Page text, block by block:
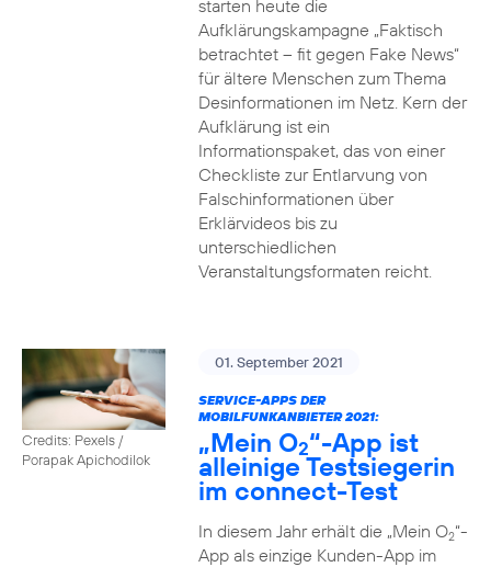
starten heute die
Aufklärungskampagne „Faktisch
betrachtet – fit gegen Fake News“
für ältere Menschen zum Thema
Desinformationen im Netz. Kern der
Aufklärung ist ein
Informationspaket, das von einer
Checkliste zur Entlarvung von
Falschinformationen über
Erklärvideos bis zu
unterschiedlichen
Veranstaltungsformaten reicht.
Credits: Pexels /
Porapak Apichodilok
01. September 2021
SERVICE-APPS DER
MOBILFUNKANBIETER 2021:
„Mein O2“-App ist
alleinige Testsiegerin
im connect-Test
In diesem Jahr erhält die „Mein O2“-
App als einzige Kunden-App im